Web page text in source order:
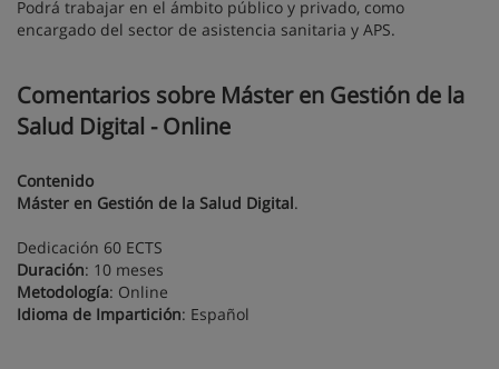
Podrá trabajar en el ámbito público y privado, como
encargado del sector de asistencia sanitaria y APS.
Comentarios sobre Máster en Gestión de la
Salud Digital - Online
Contenido
Máster en Gestión de la Salud Digital.
Dedicación 60 ECTS
Duración: 10 meses
Metodología: Online
Idioma de Impartición: Español